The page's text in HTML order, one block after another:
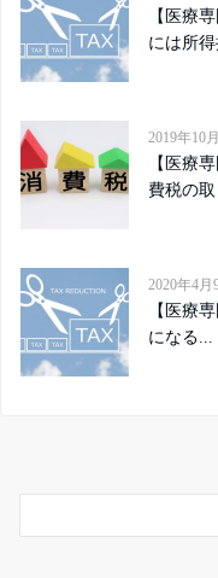
【医療
には所得
2019年10
【医療
費税の取
2020年4月
【医療
になる...